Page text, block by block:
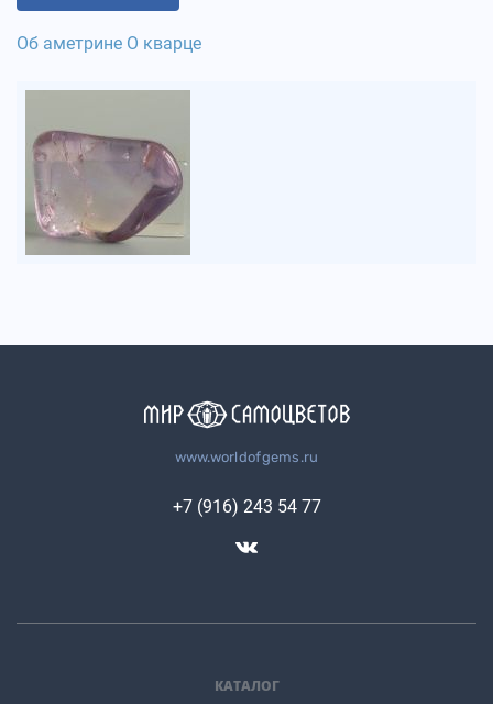
Об аметрине О кварце
www.worldofgems.ru
КАТАЛОГ
+7 (916) 243 54 77